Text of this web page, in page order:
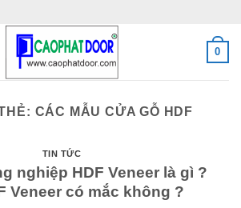
0
CÁC MẪU CỬA GỖ HDF
TIN TỨC
nghiệp HDF Veneer là gì ?
Veneer có mắc không ?